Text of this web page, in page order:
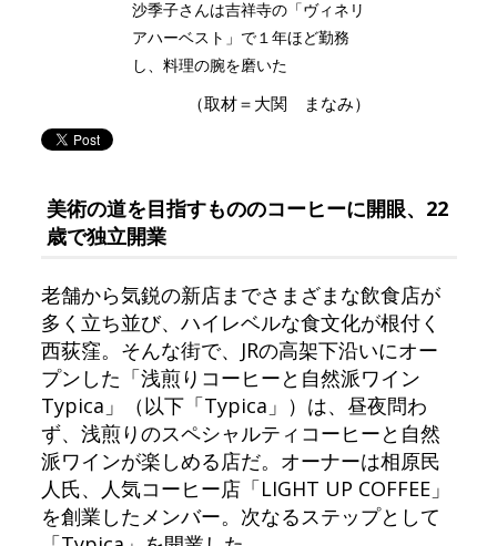
沙季子さんは吉祥寺の「ヴィネリ
アハーベスト」で１年ほど勤務
し、料理の腕を磨いた
（取材＝大関 まなみ）
美術の道を目指すもののコーヒーに開眼、22
歳で独立開業
老舗から気鋭の新店までさまざまな飲食店が
多く立ち並び、ハイレベルな食文化が根付く
西荻窪。そんな街で、JRの高架下沿いにオー
プンした「浅煎りコーヒーと自然派ワイン
Typica」（以下「Typica」）は、昼夜問わ
ず、浅煎りのスペシャルティコーヒーと自然
派ワインが楽しめる店だ。オーナーは相原民
人氏、人気コーヒー店「LIGHT UP COFFEE」
を創業したメンバー。次なるステップとして